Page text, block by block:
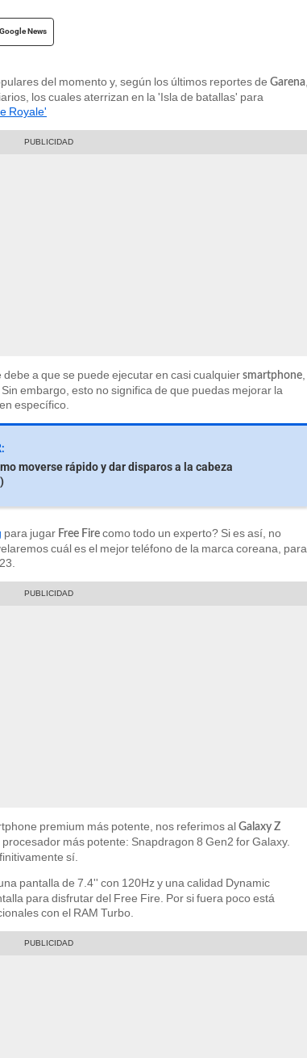
News
del momento y, según los últimos reportes de Garena
los cuales aterrizan en la 'Isla de batallas' para
Royale'
a que se puede ejecutar en casi cualquier smartphone
embargo, esto no significa de que puedas mejorar la
específico.
moverse rápido y dar disparos a la cabeza
para jugar Free Fire como todo un experto? Si es así, no
cuál es el mejor teléfono de la marca coreana, para
premium más potente, nos referimos al Galaxy Z
más potente: Snapdragon 8 Gen2 for Galaxy.
sí.
pantalla de 7.4'' con 120Hz y una calidad Dynamic
para disfrutar del Free Fire. Por si fuera poco está
con el RAM Turbo.